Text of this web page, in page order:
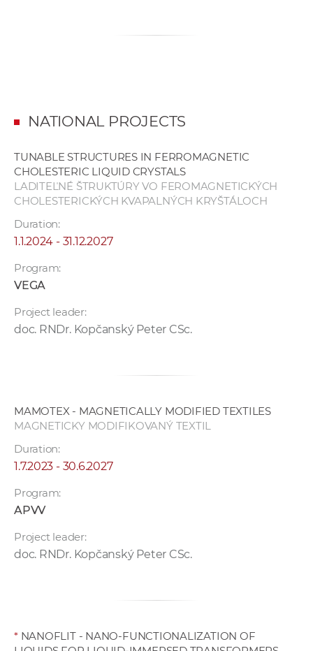
NATIONAL PROJECTS
TUNABLE STRUCTURES IN FERROMAGNETIC
CHOLESTERIC LIQUID CRYSTALS
LADITEĽNÉ ŠTRUKTÚRY VO FEROMAGNETICKÝCH
CHOLESTERICKÝCH KVAPALNÝCH KRYŠTÁLOCH
Duration:
1.1.2024 - 31.12.2027
Program:
VEGA
Project leader:
doc. RNDr. Kopčanský Peter CSc.
MAMOTEX - MAGNETICALLY MODIFIED TEXTILES
MAGNETICKY MODIFIKOVANÝ TEXTIL
Duration:
1.7.2023 - 30.6.2027
Program:
APVV
Project leader:
doc. RNDr. Kopčanský Peter CSc.
*NANOFLIT - NANO-FUNCTIONALIZATION OF